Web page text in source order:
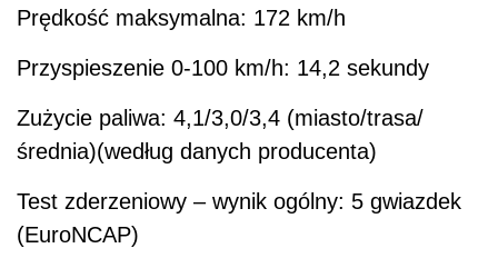
Prędkość maksymalna: 172 km/h
Przyspieszenie 0-100 km/h: 14,2 sekundy
Zużycie paliwa: 4,1/3,0/3,4 (miasto/trasa/
średnia)(według danych producenta)
Test zderzeniowy – wynik ogólny: 5 gwiazdek
(EuroNCAP)